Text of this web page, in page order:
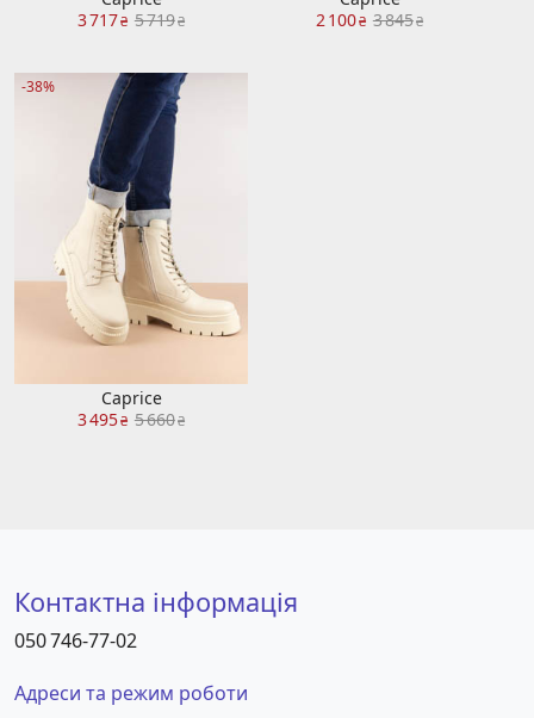
3 717₴ 5 719₴
2 100₴ 3 845₴
-38%
Caprice
3 495₴ 5 660₴
Контактна інформація
050 746-77-02
Адреси та режим роботи